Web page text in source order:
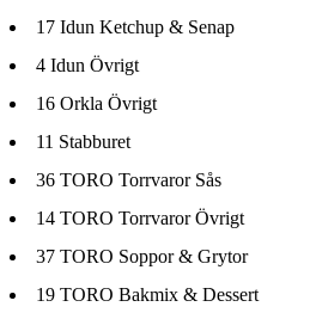
17 Idun Ketchup & Senap
4 Idun Övrigt
16 Orkla Övrigt
11 Stabburet
36 TORO Torrvaror Sås
14 TORO Torrvaror Övrigt
37 TORO Soppor & Grytor
19 TORO Bakmix & Dessert